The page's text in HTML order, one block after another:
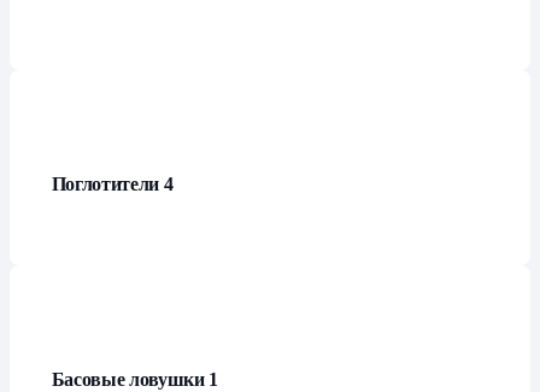
Поглотители 4
Басовые ловушки 1